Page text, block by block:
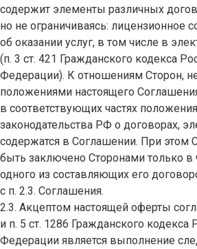
содержит элементы различных
но не ограничиваясь: лицензионное
об оказании услуг, в том числе в
(п. 3 ст. 421 Гражданского кодекса
Федерации). К отношениям Сторон,
положениями настоящего
в соответствующих частях положения
законодательства РФ о договорах,
содержатся в Соглашении. При этом
быть заключено Сторонами только в
одного из составляющих его
с п. 2.3. Соглашения.
2.3. Акцептом настоящей оферты
и п. 5 ст. 1286 Гражданского кодекса
Федерации является выполнение